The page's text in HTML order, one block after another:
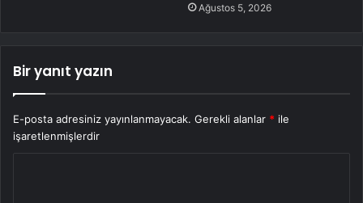
Ağustos 5, 2026
Bir yanıt yazın
E-posta adresiniz yayınlanmayacak. Gerekli alanlar * ile
işaretlenmişlerdir